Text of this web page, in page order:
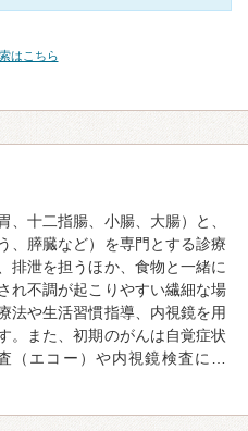
はこちら
十二指腸、小腸、大腸）と、
、膵臓など）を専門とする診療
排泄を担うほか、食物と一緒に
れ不調が起こりやすい繊細な場
法や生活習慣指導、内視鏡を用
。また、初期のがんは自覚症状
（エコー）や内視鏡検査に…